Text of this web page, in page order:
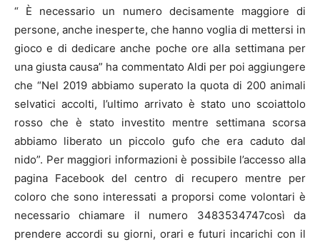
“ È necessario un numero decisamente maggiore di
persone, anche inesperte, che hanno voglia di mettersi in
gioco e di dedicare anche poche ore alla settimana per
una giusta causa” ha commentato Aldi per poi aggiungere
che “Nel 2019 abbiamo superato la quota di 200 animali
selvatici accolti, l’ultimo arrivato è stato uno scoiattolo
rosso che è stato investito mentre settimana scorsa
abbiamo liberato un piccolo gufo che era caduto dal
nido”. Per maggiori informazioni è possibile l’accesso alla
pagina Facebook del centro di recupero mentre per
coloro che sono interessati a proporsi come volontari è
necessario chiamare il numero 3483534747così da
prendere accordi su giorni, orari e futuri incarichi con il